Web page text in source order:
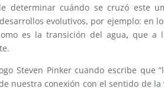
determinar cuándo se cruzó este
evolutivos, por ejemplo: en
es la transición del agua, que a
Steven Pinker cuando escribe que
nuestra conexión con el sentido de